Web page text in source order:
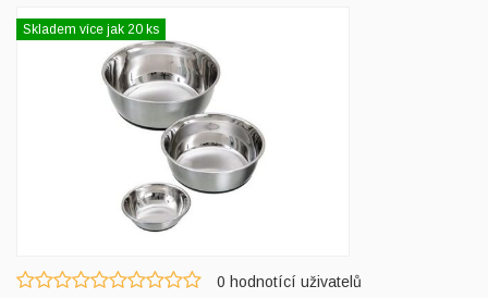
Skladem více jak 20 ks
0 hodnotící uživatelů